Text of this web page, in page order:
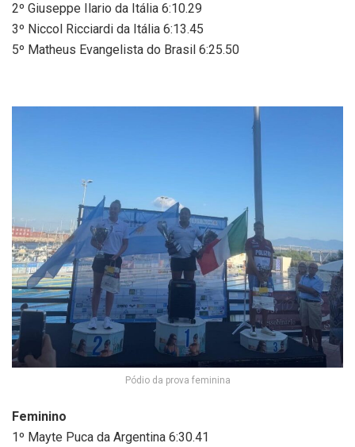
2º Giuseppe Ilario da Itália 6:10.29
3º Niccol Ricciardi da Itália 6:13.45
5º Matheus Evangelista do Brasil 6:25.50
Pódio da prova feminina
Feminino
1º Mayte Puca da Argentina 6:30.41